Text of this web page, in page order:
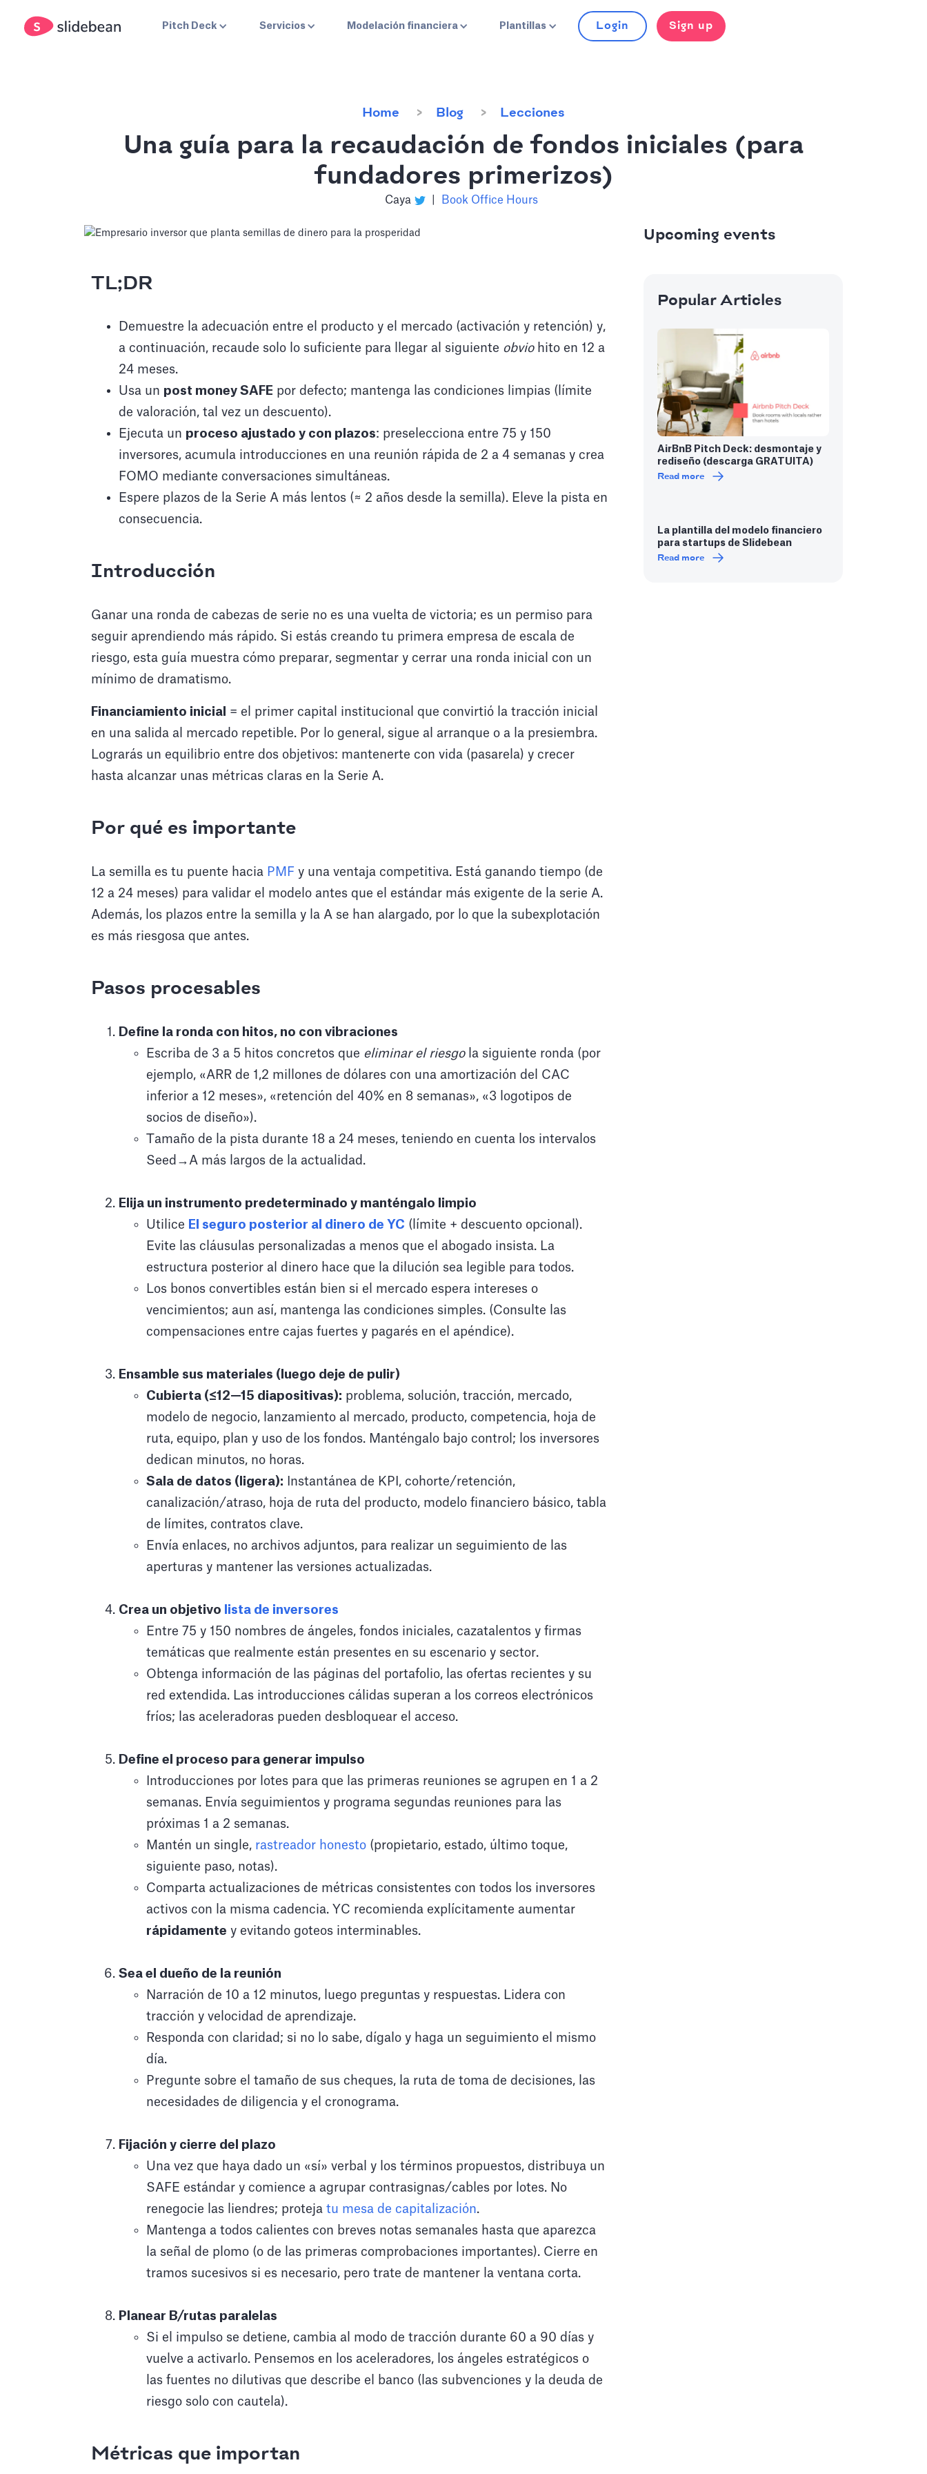
Pitch Deck Servicios Modelación financiera Plantillas Login Sign up
Home Blog Lecciones
Una guía para la recaudación de fondos iniciales (para
fundadores primerizos)
Caya Book Office Hours
TL;DR
Demuestre la adecuación entre el producto y el mercado (activación y retención) y,
a continuación, recaude solo lo suficiente para llegar al siguiente obviohito en 12 a
24 meses.
Usa un post money SAFE por defecto; mantenga las condiciones limpias (límite
de valoración, tal vez un descuento).
Ejecuta un proceso ajustado y con plazos: preselecciona entre 75 y 150
inversores, acumula introducciones en una reunión rápida de 2 a 4 semanas y crea
FOMO mediante conversaciones simultáneas.
Espere plazos de la Serie A más lentos (≈ 2 años desde la semilla). Eleve la pista en
consecuencia.
Introducción
Ganar una ronda de cabezas de serie no es una vuelta de victoria; es un permiso para
seguir aprendiendo más rápido. Si estás creando tu primera empresa de escala de
riesgo, esta guía muestra cómo preparar, segmentar y cerrar una ronda inicial con un
mínimo de dramatismo.
Financiamiento inicial
= el primer capital institucional que convirtió la tracción inicial
en una salida al mercado repetible. Por lo general, sigue al arranque o a la presiembra.
Lograrás un equilibrio entre dos objetivos: mantenerte con vida (pasarela) y crecer
hasta alcanzar unas métricas claras en la Serie A.
Por qué es importante
La semilla es tu puente hacia PMF y una ventaja competitiva. Está ganando tiempo (de
12 a 24 meses) para validar el modelo antes que el estándar más exigente de la serie A.
Además, los plazos entre la semilla y la A se han alargado, por lo que la subexplotación
es más riesgosa que antes.
Pasos procesables
Define la ronda con hitos, no con vibraciones
Escriba de 3 a 5 hitos concretos que eliminar el riesgola siguiente ronda (por
ejemplo, «ARR de 1,2 millones de dólares con una amortización del CAC
inferior a 12 meses», «retención del 40% en 8 semanas», «3 logotipos de
socios de diseño»).
Tamaño de la pista durante 18 a 24 meses, teniendo en cuenta los intervalos
Seed→A más largos de la actualidad.
Elija un instrumento predeterminado y manténgalo limpio
Utilice El seguro posterior al dinero de YC (límite + descuento opcional).
Evite las cláusulas personalizadas a menos que el abogado insista. La
estructura posterior al dinero hace que la dilución sea legible para todos.
Los bonos convertibles están bien si el mercado espera intereses o
vencimientos; aun así, mantenga las condiciones simples. (Consulte las
compensaciones entre cajas fuertes y pagarés en el apéndice).
Ensamble sus materiales (luego deje de pulir)
Cubierta (≤12—15 diapositivas): problema, solución, tracción, mercado,
modelo de negocio, lanzamiento al mercado, producto, competencia, hoja de
ruta, equipo, plan y uso de los fondos. Manténgalo bajo control; los inversores
dedican minutos, no horas.
Sala de datos (ligera): Instantánea de KPI, cohorte/retención,
canalización/atraso, hoja de ruta del producto, modelo financiero básico, tabla
de límites, contratos clave.
Envía enlaces, no archivos adjuntos, para realizar un seguimiento de las
aperturas y mantener las versiones actualizadas.
Crea un objetivo
lista de inversores
Entre 75 y 150 nombres de ángeles, fondos iniciales, cazatalentos y firmas
temáticas que realmente están presentes en su escenario y sector.
Obtenga información de las páginas del portafolio, las ofertas recientes y su
red extendida. Las introducciones cálidas superan a los correos electrónicos
fríos; las aceleradoras pueden desbloquear el acceso.
Define el proceso para generar impulso
Introducciones por lotes para que las primeras reuniones se agrupen en 1 a 2
semanas. Envía seguimientos y programa segundas reuniones para las
próximas 1 a 2 semanas.
Mantén un single, rastreador honesto (propietario, estado, último toque,
siguiente paso, notas).
Comparta actualizaciones de métricas consistentes con todos los inversores
activos con la misma cadencia. YC recomienda explícitamente aumentar
rápidamente y evitando goteos interminables.
Sea el dueño de la reunión
Narración de 10 a 12 minutos, luego preguntas y respuestas. Lidera con
tracción y velocidad de aprendizaje.
Responda con claridad; si no lo sabe, dígalo y haga un seguimiento el mismo
día.
Pregunte sobre el tamaño de sus cheques, la ruta de toma de decisiones, las
necesidades de diligencia y el cronograma.
Fijación y cierre del plazo
Una vez que haya dado un «sí» verbal y los términos propuestos, distribuya un
SAFE estándar y comience a agrupar contrasignas/cables por lotes. No
renegocie las liendres; proteja tu mesa de capitalización.
Mantenga a todos calientes con breves notas semanales hasta que aparezca
la señal de plomo (o de las primeras comprobaciones importantes). Cierre en
tramos sucesivos si es necesario, pero trate de mantener la ventana corta.
Planear B/rutas paralelas
Si el impulso se detiene, cambia al modo de tracción durante 60 a 90 días y
vuelve a activarlo. Pensemos en los aceleradores, los ángeles estratégicos o
las fuentes no dilutivas que describe el banco (las subvenciones y la deuda de
riesgo solo con cautela).
Métricas que importan
Upcoming events
Popular Articles
AirBnB Pitch Deck: desmontaje y
rediseño (descarga GRATUITA)
Read more
La plantilla del modelo financiero
para startups de Slidebean
Read more